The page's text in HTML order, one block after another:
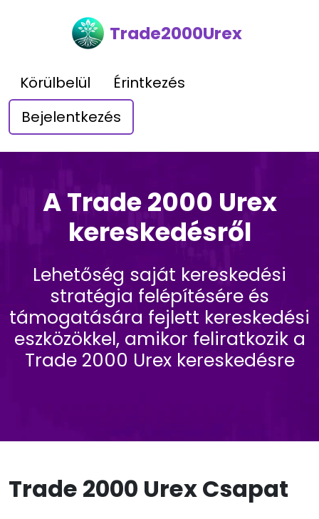
Trade2000Urex
Körülbelül
Érintkezés
Bejelentkezés
A Trade 2000 Urex
kereskedésről
Lehetőség saját kereskedési
stratégia felépítésére és
támogatására fejlett kereskedési
eszközökkel, amikor feliratkozik a
Trade 2000 Urex kereskedésre
Trade 2000 Urex Csapat